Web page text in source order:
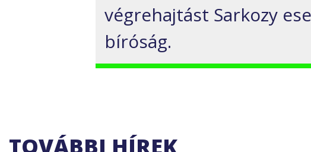
végrehajtást Sarkozy
bíróság.